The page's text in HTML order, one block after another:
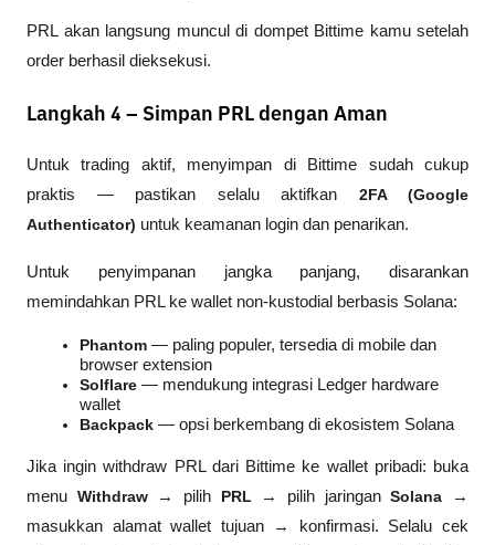
PRL akan langsung muncul di dompet Bittime kamu setelah
order berhasil dieksekusi.
Langkah 4 – Simpan PRL dengan Aman
Untuk trading aktif, menyimpan di Bittime sudah cukup
praktis — pastikan selalu aktifkan 2FA (Google
Authenticator) untuk keamanan login dan penarikan.
Untuk penyimpanan jangka panjang, disarankan
memindahkan PRL ke wallet non-kustodial berbasis Solana:
Phantom — paling populer, tersedia di mobile dan
browser extension
Solflare — mendukung integrasi Ledger hardware
wallet
Backpack — opsi berkembang di ekosistem Solana
Jika ingin withdraw PRL dari Bittime ke wallet pribadi: buka
menu Withdraw → pilih PRL → pilih jaringan Solana →
masukkan alamat wallet tujuan → konfirmasi. Selalu cek